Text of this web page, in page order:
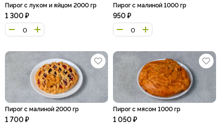
Пирог с луком и яйцом 2000 гр
1 300 ₽
Пирог с малиной 1000 гр
950 ₽
Пирог с малиной 2000 гр
1 700 ₽
Пирог с мясом 1000 гр
1 050 ₽